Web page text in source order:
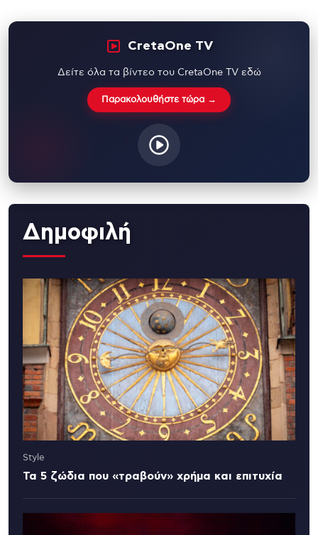
CretaOne TV
Δείτε όλα τα βίντεο του CretaOne TV εδώ
Παρακολουθήστε τώρα →
Δημοφιλή
Style
Τα 5 ζώδια που «τραβούν» χρήμα και επιτυχία